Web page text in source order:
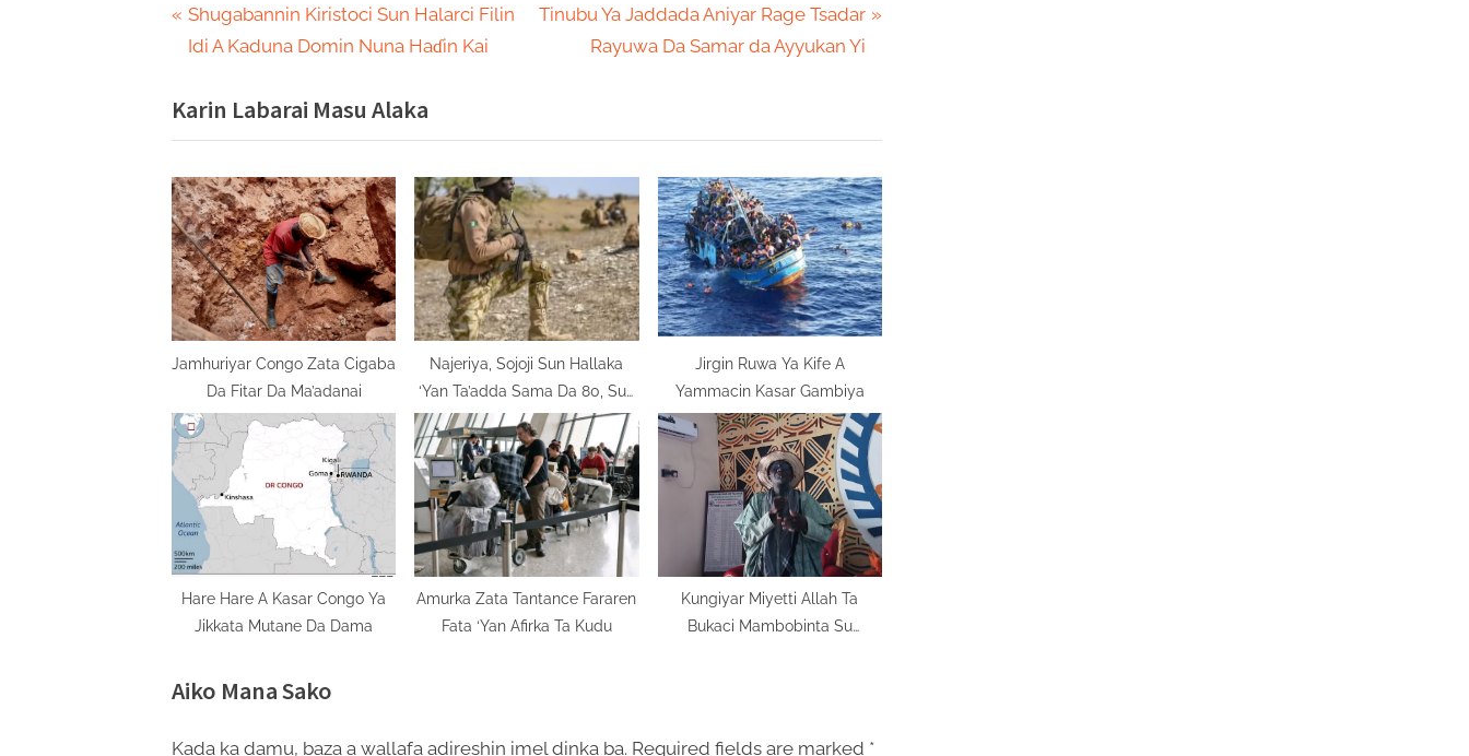
Post
P
r
v
i
o
u
s
P
o
s
t
Shugabannin Kiristoci Sun Halarci Filin
Idi A Kaduna Domin Nuna Haɗin Kai
N
P
o
s
t
:
Tinubu Ya Jaddada Aniyar Rage Tsadar
Rayuwa Da Samar da Ayyukan Yi
Karin Labarai Masu Alaka
Jamhuriyar Congo Zata Cigaba
Da Fitar Da Ma’adanai
Najeriya, Sojoji Sun Hallaka
‘Yan Ta’adda Sama Da 80, Sun
Ceto 34
Jirgin Ruwa Ya Kife A
Yammacin Kasar Gambiya
Hare Hare A Kasar Congo Ya
Jikkata Mutane Da Dama
Amurka Zata Tantance Fararen
Fata ‘Yan Afirka Ta Kudu
Kungiyar Miyetti Allah Ta
Bukaci Mambobinta Su
Aiko Mana Sako
Kada ka damu, baza a wallafa adireshin imel dinka ba. Required fields are marked *